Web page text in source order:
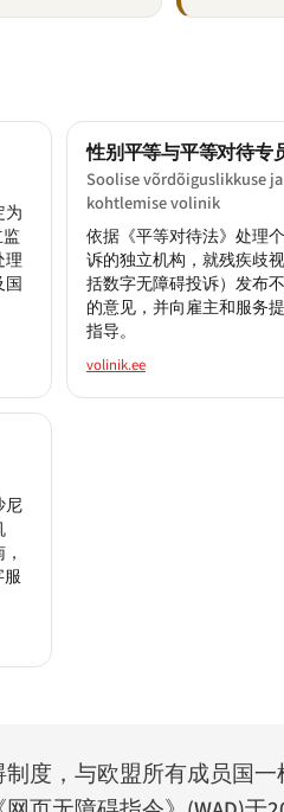
为
监
理
国
性别平等与平等对待专
Soolise võrdõiguslikkuse
kohtlemise volinik
依据《平等对待法》处理
诉的独立机构，就残疾歧
括数字无障碍投诉）发布
的意见，并向雇主和服务
指导。
volinik.ee
尼
服
度，与欧盟所有成员国